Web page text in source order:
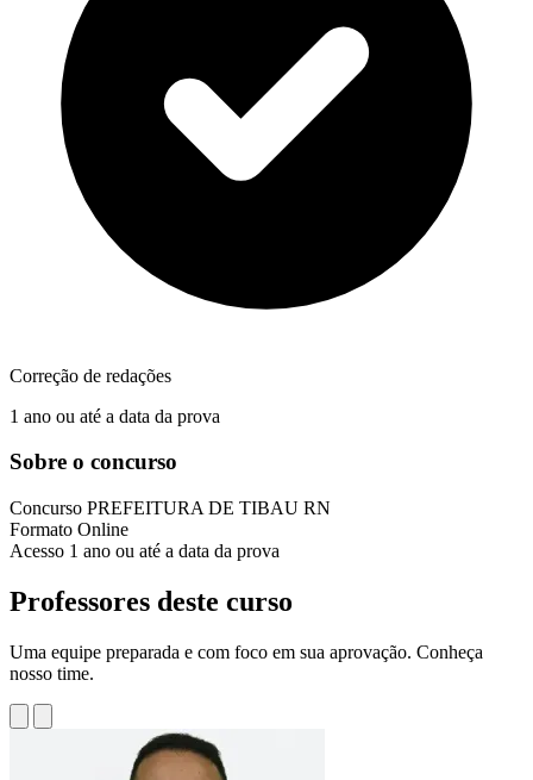
Correção de redações
1 ano ou até a data da prova
Sobre o concurso
Concurso PREFEITURA DE TIBAU RN
Formato Online
Acesso 1 ano ou até a data da prova
Professores deste curso
Uma equipe preparada e com foco em sua aprovação. Conheça
nosso time.